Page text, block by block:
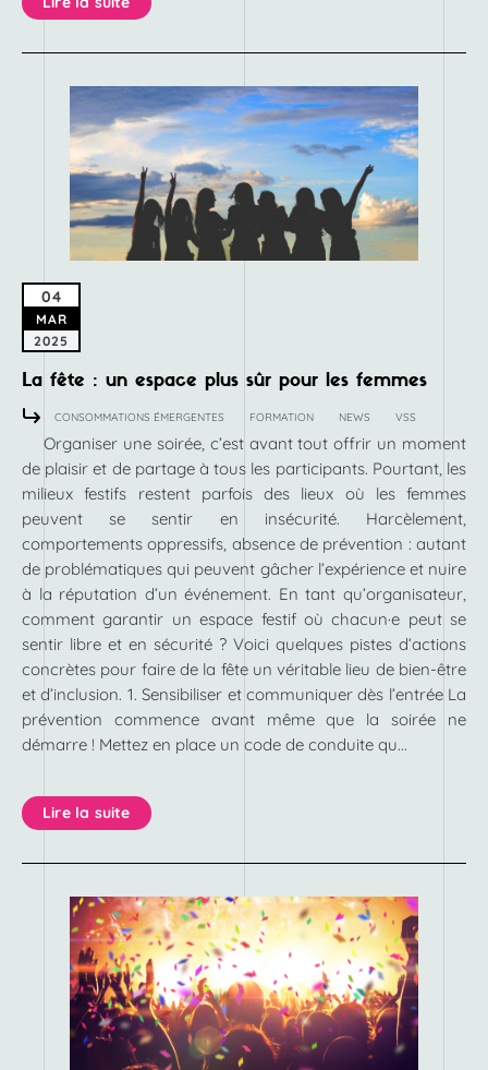
04
MAR
2025
La fête : un espace plus sûr pour les femmes
CONSOMMATIONS ÉMERGENTES FORMATION NEWS VSS
Organiser une soirée, c’est avant tout offrir un moment
de plaisir et de partage à tous les participants. Pourtant, les
milieux festifs restent parfois des lieux où les femmes
peuvent se sentir en insécurité. Harcèlement,
comportements oppressifs, absence de prévention : autant
de problématiques qui peuvent gâcher l’expérience et nuire
à la réputation d’un événement. En tant qu’organisateur,
comment garantir un espace festif où chacun·e peut se
sentir libre et en sécurité ? Voici quelques pistes d’actions
concrètes pour faire de la fête un véritable lieu de bien-être
et d’inclusion. 1. Sensibiliser et communiquer dès l’entrée La
prévention commence avant même que la soirée ne
démarre ! Mettez en place un code de conduite qu...
Lire la suite